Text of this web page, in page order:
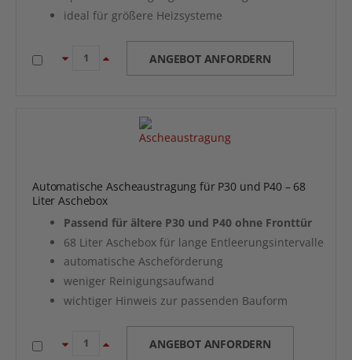
ideal für größere Heizsysteme
ANGEBOT ANFORDERN
Automatische Ascheaustragung für P30 und P40 – 68
Liter Aschebox
Passend für ältere P30 und P40 ohne Fronttür
68 Liter Aschebox für lange Entleerungsintervalle
automatische Ascheförderung
weniger Reinigungsaufwand
wichtiger Hinweis zur passenden Bauform
ANGEBOT ANFORDERN